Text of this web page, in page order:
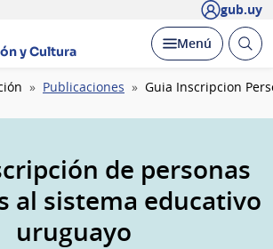
gub.uy
y Cultura
Desplegar
Menú Abrir
Publicaciones Guia Inscripcion
de personas
al sistema educativo
uruguayo